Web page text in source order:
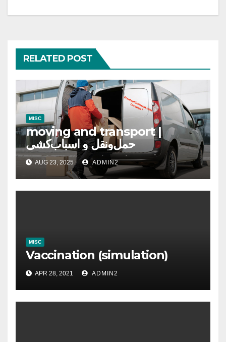
RELATED POST
MISC
moving and transport |
حمل‌ونقل و اسباب‌کشی
AUG 23, 2025 ADMIN2
MISC
Vaccination (simulation)
APR 28, 2021 ADMIN2